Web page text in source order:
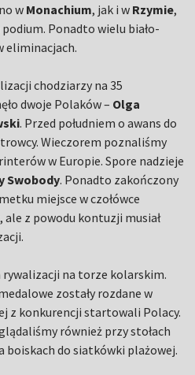
w Monachium, jak i w Rzymie,
Ponadto wielu biało-
eliminacjach.
chodziarzy na 35
dwoje Polaków – Olga
. Przed południem o awans do
Wieczorem poznaliśmy
w Europie. Spore nadzieje
Swobody. Ponadto zakończony
miejsce w czołówce
, ale z powodu kontuzji musiał
na torze kolarskim.
zostały rozdane w
z konkurencji startowali Polacy.
również przy stołach
boiskach do siatkówki plażowej.